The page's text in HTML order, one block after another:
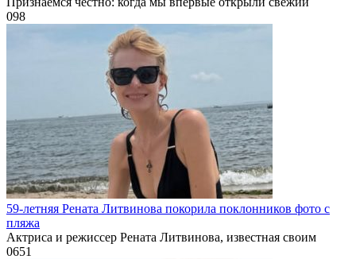
098
59-летняя Рената Литвинова покорила поклонников фото с
пляжа
Актриса и режиссер Рената Литвинова, известная своим
0651